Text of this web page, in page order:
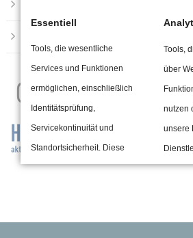
We offer support for our customers
Mon - Fri 8:00am - 5:00pm
(GMT +1)
Get in touch
Cybersteel Inc.
376-293 City Road, Suite 600
San Francisco, CA 94102
+44 1234 567 890
Essentiell
Tools, die wesentliche
Services und Funktionen
ermöglichen, einschließlich
Identitätsprüfung,
Servicekontinuität und
Standortsicherheit. Diese
Option kann nicht abgelehnt
Tools,
über
nutzen
unsere